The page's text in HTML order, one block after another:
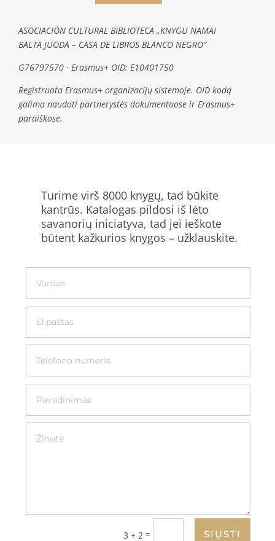
ASOCIACIÓN CULTURAL BIBLIOTECA „KNYGU NAMAI
BALTA JUODA – CASA DE LIBROS BLANCO NEGRO”
G76797570 · Erasmus+ OID: E10401750
Registruota Erasmus+ organizacijų sistemoje. OID kodą
galima naudoti partnerystės dokumentuose ir Erasmus+
paraiškose.
Turime virš 8000 knygų, tad būkite
kantrūs. Katalogas pildosi iš lėto
savanorių iniciatyva, tad jei ieškote
būtent kažkurios knygos – užklauskite.
3 + 2 = SIŲSTI